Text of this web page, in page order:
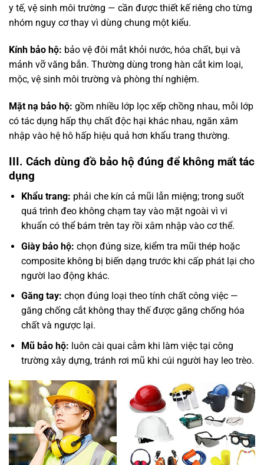
y tế, vệ sinh môi trường — cần được thiết kế riêng cho từng
nhóm nguy cơ thay vì dùng chung một kiểu.
Kính bảo hộ: bảo vệ đôi mắt khỏi nước, hóa chất, bụi và
mảnh vỡ văng bắn. Thường dùng trong hàn cắt kim loại,
mộc, vệ sinh môi trường và phòng thí nghiệm.
Mặt nạ bảo hộ: gồm nhiều lớp lọc xếp chồng nhau, mỗi lớp
có tác dụng hấp thụ chất độc hại khác nhau, ngăn xâm
nhập vào hệ hô hấp hiệu quả hơn khẩu trang thường.
III. Cách dùng đồ bảo hộ đúng để không mất tác
dụng
Khẩu trang: phải che kín cả mũi lẫn miệng; trong suốt
quá trình đeo không chạm tay vào mặt ngoài vì vi
khuẩn có thể bám trên tay rồi xâm nhập vào cơ thể.
Giày bảo hộ: chọn đúng size, kiểm tra mũi thép hoặc
composite không bị biến dạng trước khi cấp phát lại cho
người lao động khác.
Găng tay: chọn đúng loại theo tính chất công việc —
găng chống cắt không thay thế được găng chống hóa
chất và ngược lại.
Mũ bảo hộ: luôn cài quai cằm khi làm việc tại công
trường xây dựng, tránh rơi mũ khi cúi người hay leo trèo.